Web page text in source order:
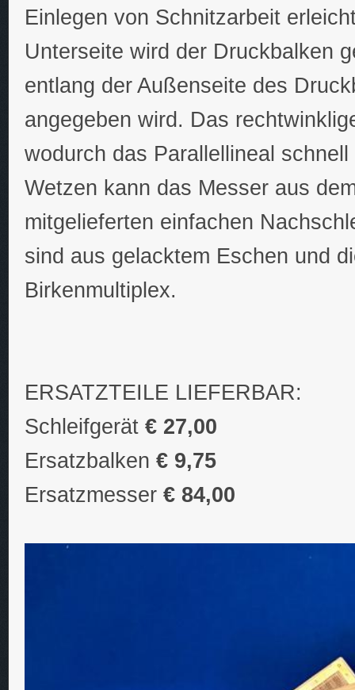
Einlegen von Schnitzarbeit
Unterseite wird der Druckbalken
entlang der Außenseite des
angegeben wird. Das
wodurch das Parallellineal
Wetzen kann das Messer aus
mitgelieferten einfachen
sind aus gelacktem Eschen und
Birkenmultiplex.
ERSATZTEILE LIEFERBAR:
Schleifgerät € 27,00
Ersatzbalken € 9,75
Ersatzmesser € 84,00